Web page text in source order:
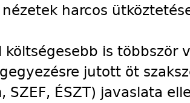
harcos
költségesebb is többször
jutott öt
SZEF, ÉSZT) javaslata